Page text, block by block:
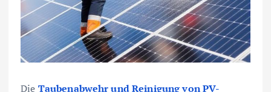
Die Taubenabwehr und Reinigung von PV-